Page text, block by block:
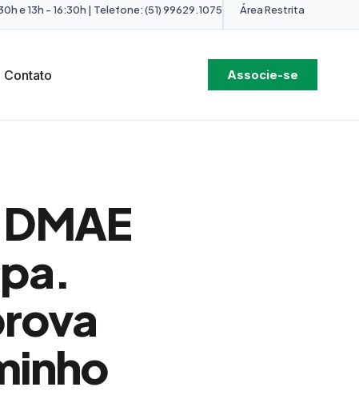
e 13h - 16:30h | Telefone: (51) 99629.1075 Área Restrita
Contato Associe-se